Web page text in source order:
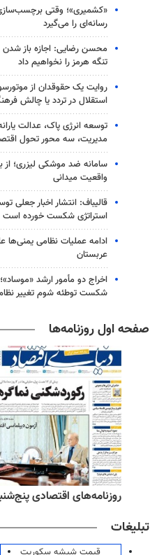
«کشمیری»؛ وقتی
رسانه‌ای را می‌گیرد
محسن رضایی: اجازه باز
تنگه هرمز را نخواهیم داد
روایت یک حقوقدان از
استقلال در تردد یا چالش
توسعه انرژی پاک، عدالت
مدیریت، سه محور تحول
سامانه ضد موشکی لیزری؛ از
واقعیت میدانی
قالیباف: انتشار اخبار جعلی
استراتژی شکست خورده است
ادامه عملیات نظامی یمنی‌ها
عربستان
اخراج دو مأمور ارشد
شکست توطئه شوم تغییر نظام
صفحه اول روزنامه‌ها
روزنامه‌های اقتصادی پنج‌شنبه ۱۵ مرداد
تبلیغات
قیمت شیشه سکوریت